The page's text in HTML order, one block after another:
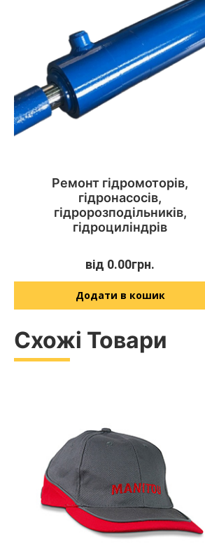
Ремонт гідромоторів,
гідронасосів,
гідророзподільників,
гідроциліндрів
від 0.00грн.
Додати в кошик
Схожі Товари